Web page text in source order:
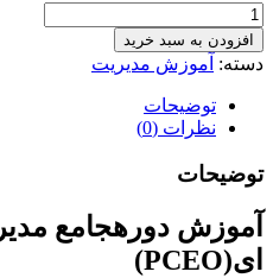
آموزش
دوره
جامع
عامل
حرفه
(PCEO)
عدد
افزودن به سبد خرید
دسته: آموزش مدیریت
توضیحات
نظرات (0)
توضیحات
آموزش دورهجامع
ای(PCEO)